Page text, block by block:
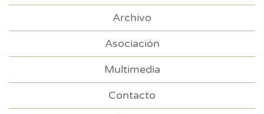
Archivo
Asociación
Multimedia
Contacto